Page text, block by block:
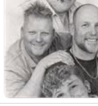
TV ORANJE TOP 1000
11 VAN ORANJE